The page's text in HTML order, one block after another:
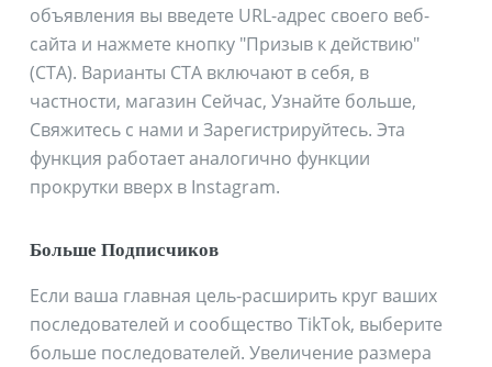
объявления вы введете URL-адрес своего веб-
сайта и нажмете кнопку "Призыв к действию"
(CTA). Варианты CTA включают в себя, в
частности, магазин Сейчас, Узнайте больше,
Свяжитесь с нами и Зарегистрируйтесь. Эта
функция работает аналогично функции
прокрутки вверх в Instagram.
Больше Подписчиков
Если ваша главная цель-расширить круг ваших
последователей и сообщество TikTok, выберите
больше последователей. Увеличение размера